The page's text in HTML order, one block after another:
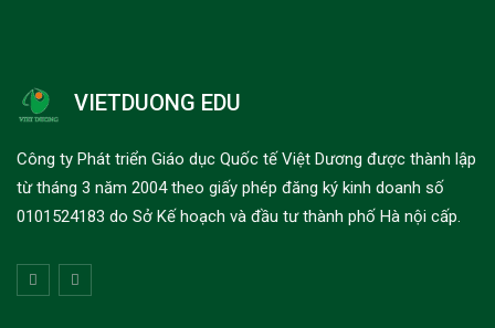
VIETDUONG EDU
Công ty Phát triển Giáo dục Quốc tế Việt Dương được thành lập
từ tháng 3 năm 2004 theo giấy phép đăng ký kinh doanh số
0101524183 do Sở Kế hoạch và đầu tư thành phố Hà nội cấp.